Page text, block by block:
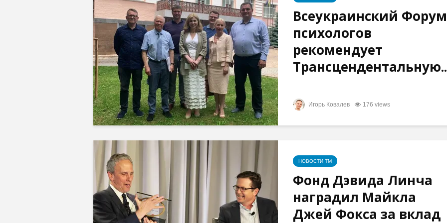
Всеукраинский Форум
психологов
рекомендует
Игорь Ковалев 176 views
НОВОСТИ ТМ
Фонд Дэвида Линча
наградил Майкла
Джей Фокса за вклад